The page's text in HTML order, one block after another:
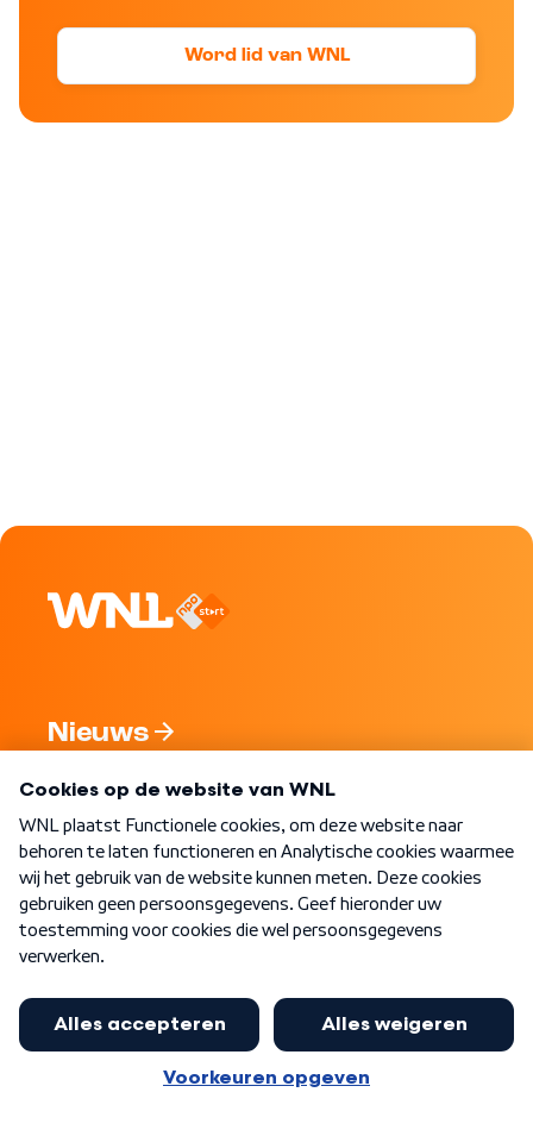
Word lid van WNL
Nieuws
Nieuwsbrief
Word Lid